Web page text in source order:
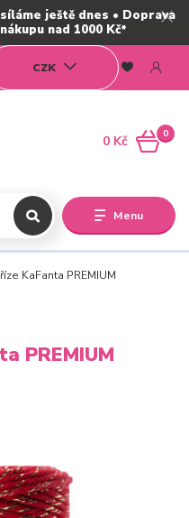
ještě dnes • Doprava
nad 1000 Kč*
Menu
CZK
0
0 Kč
KaFanta PREMIUM
PREMIUM